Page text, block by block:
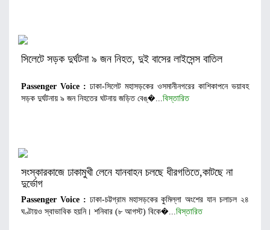
সিলেটে সড়ক দুর্ঘটনা ৯ জন নিহত, দুই বাসের লাইসেন্স বাতিল
Passenger Voice : ঢাকা-সিলেট মহাসড়কের ওসমানীনগরের কাশিকাপনে ভয়াবহ
সড়ক দুর্ঘটনায় ৯ জন নিহতের ঘটনায় জড়িত বেঙ্�...বিস্তারিত
সংস্কারকাজে ঢাকামুখী লেনে যানবাহন চলছে ধীরগতিতে,কাটছে না
দুর্ভোগ
Passenger Voice : ঢাকা-চট্টগ্রাম মহাসড়কের কুমিল্লা অংশের যান চলাচল ২৪
ঘণ্টায়ও স্বাভাবিক হয়নি। শনিবার (৮ আগস্ট) বিকে�...বিস্তারিত